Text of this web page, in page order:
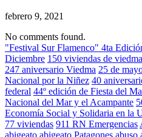
febrero 9, 2021
No comments found.
"Festival Sur Flamenco" 4ta
Diciembre 150 viviendas de viedma
247 aniversario Viedma 25 de
Nacional por la Niñez 40
federal 44º edición de Fiesta del
Nacional del Mar y el Acampante
Economía Social y Solidaria en la
77 viviendas 911 RN Emergencias
abigeato abigeato Patagones abuso